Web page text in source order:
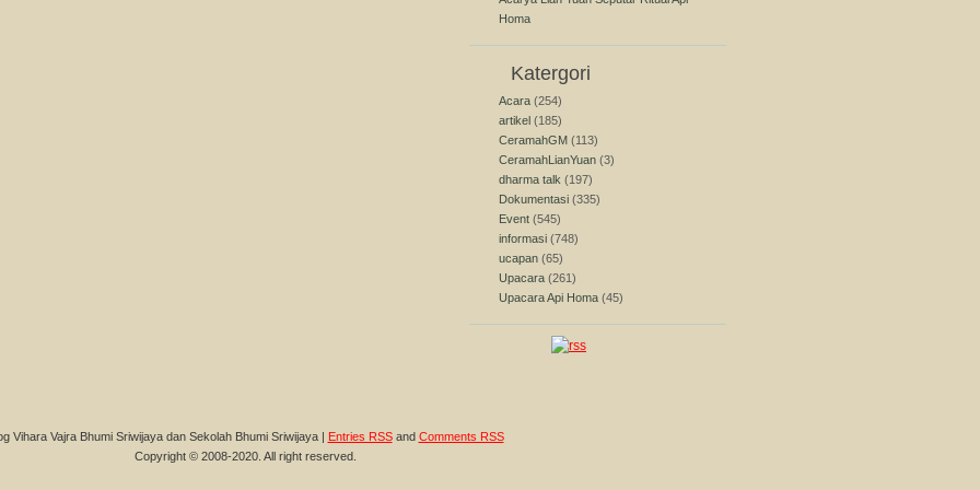
Homa
Katergori
Acara (254)
artikel (185)
CeramahGM (113)
CeramahLianYuan (3)
dharma talk (197)
Dokumentasi (335)
Event (545)
informasi (748)
ucapan (65)
Upacara (261)
Upacara Api Homa (45)
Vihara Vajra Bhumi Sriwijaya dan Sekolah Bhumi Sriwijaya | Entries RSSand Comments RSS
Copyright © 2008-2020. All right reserved.